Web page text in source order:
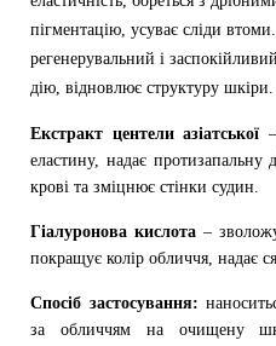
пігментацію, усуває сліди
регенерувальний і
дію, відновлює структуру шкіри.
Екстракт центели азіатської
еластину, надає
крові та зміцнює стінки судин.
Гіалуронова кислота –
покращує колір обличчя, надає
Спосіб застосування:
за обличчям на очищену